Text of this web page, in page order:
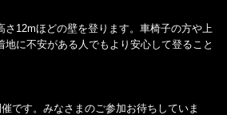
さ12mほどの壁を登ります。車椅子の方や上
地に不安がある人でもより安心して登ること
です。みなさまのご参加お待ちしていま